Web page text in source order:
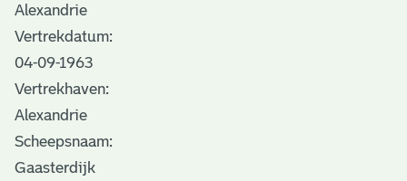
Alexandrie
Vertrekdatum:
04-09-1963
Vertrekhaven:
Alexandrie
Scheepsnaam:
Gaasterdijk